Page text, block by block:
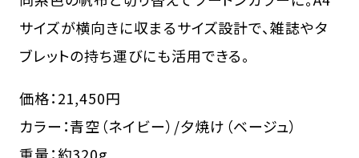
サイズが横向きに収まるサイズ設計で、雑誌やタ
ブレットの持ち運びにも活用できる。
価格：21,450円
カラー：青空（ネイビー）/夕焼け（ベージュ）